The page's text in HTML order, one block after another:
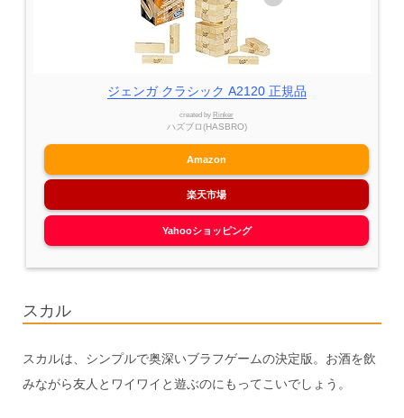
ジェンガ クラシック A2120 正規品
created by Rinker
ハズブロ(HASBRO)
Amazon
楽天市場
Yahooショッピング
スカル
スカルは、シンプルで奥深いブラフゲームの決定版。お酒を飲
みながら友人とワイワイと遊ぶのにもってこいでしょう。